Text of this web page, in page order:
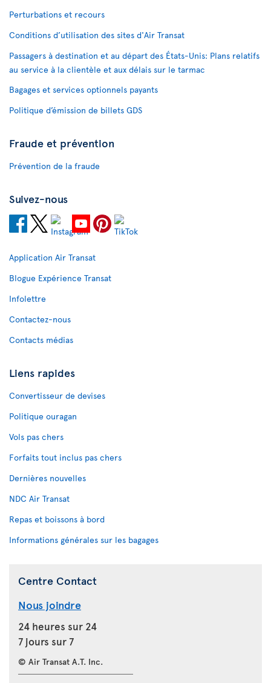
Perturbations et recours
Conditions d’utilisation des sites d'Air Transat
Passagers à destination et au départ des États-Unis: Plans relatifs
au service à la clientèle et aux délais sur le tarmac
Bagages et services optionnels payants
Politique d’émission de billets GDS
Fraude et prévention
Prévention de la fraude
Suivez-nous
Application Air Transat
Blogue Expérience Transat
Infolettre
Contactez-nous
Contacts médias
Liens rapides
Convertisseur de devises
Politique ouragan
Vols pas chers
Forfaits tout inclus pas chers
Dernières nouvelles
NDC Air Transat
Repas et boissons à bord
Informations générales sur les bagages
Centre Contact
Nous joindre
24 heures sur 24
7 jours sur 7
© Air Transat A.T. Inc.